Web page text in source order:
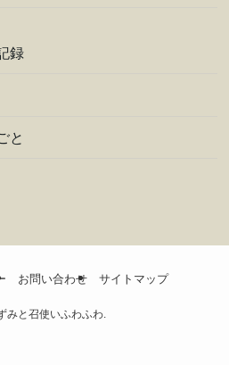
録
と
お問い合わせ サイトマップ
みと召使いふわふわ.